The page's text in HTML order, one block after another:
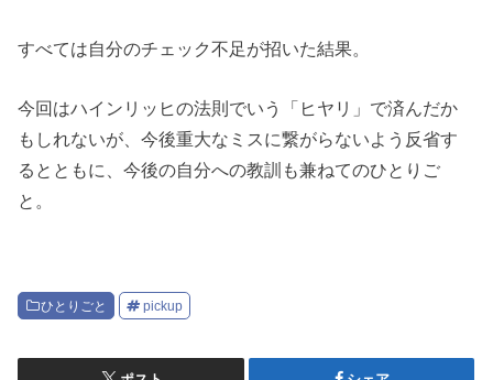
すべては自分のチェック不足が招いた結果。
今回はハインリッヒの法則でいう「ヒヤリ」で済んだか
もしれないが、今後重大なミスに繋がらないよう反省す
るとともに、今後の自分への教訓も兼ねてのひとりご
と。
ひとりごと pickup